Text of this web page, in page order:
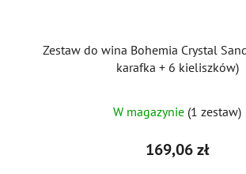
Zestaw do wina Bohemia Crystal
karafka + 6 kieliszków)
ocena
produktu
W magazynie (1 zestaw)
169,06 zł